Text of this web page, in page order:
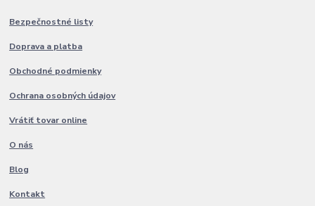
Bezpečnostné listy
Doprava a platba
Obchodné podmienky
Ochrana osobných údajov
Vrátiť tovar online
O nás
Blog
Kontakt